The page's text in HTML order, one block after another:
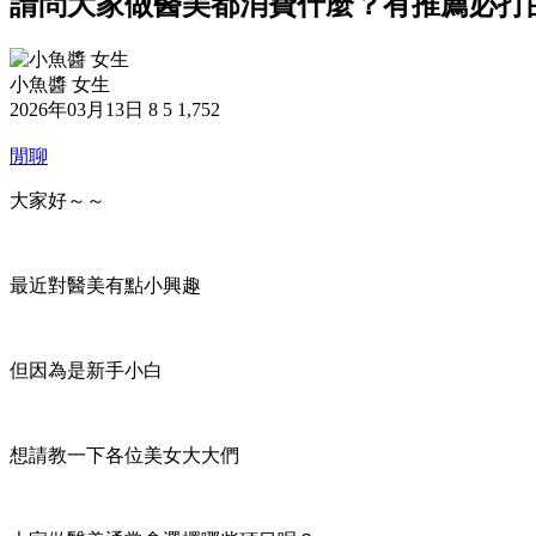
小魚醬 女生
2026年03月13日 8 5 1,752
閒聊
大家好～～
最近對醫美有點小興趣
但因為是新手小白
想請教一下各位美女大大們